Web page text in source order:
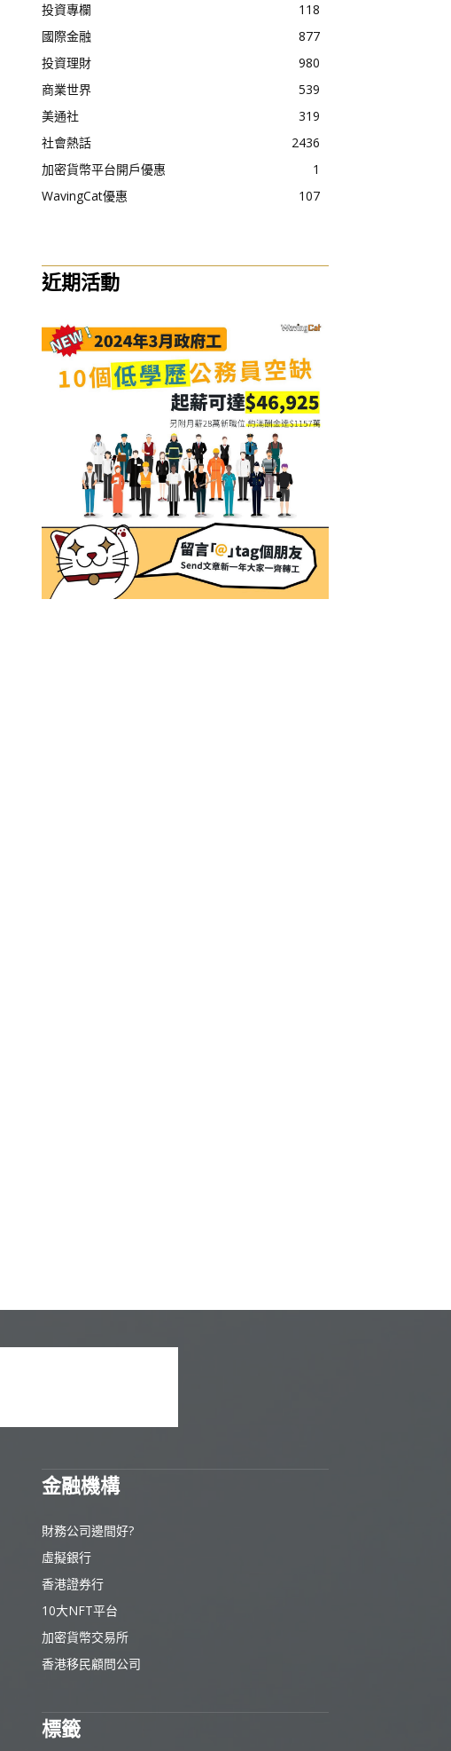
投資專欄
118
國際金融
877
投資理財
980
商業世界
539
美通社
319
社會熱話
2436
加密貨幣平台開戶優惠
1
WavingCat優惠
107
近期活動
金融機構
財務公司邊間好?
虛擬銀行
香港證券行
10大NFT平台
加密貨幣交易所
香港移民顧問公司
標籤